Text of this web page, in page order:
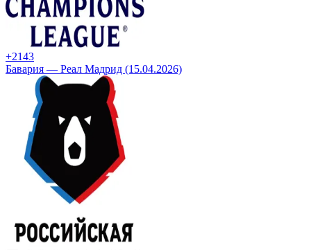
+2143
Бавария — Реал Мадрид (15.04.2026)